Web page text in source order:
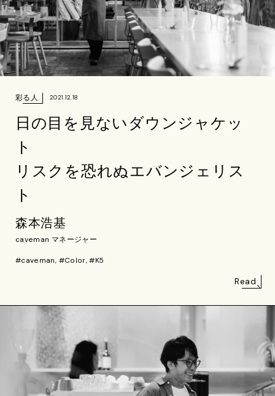
彩る人 2021.12.18
日の目を見ないダウンジャケッ
ト
リスクを恐れぬエバンジェリス
ト
森本浩基
caveman マネージャー
#caveman, #Color, #K5
Read